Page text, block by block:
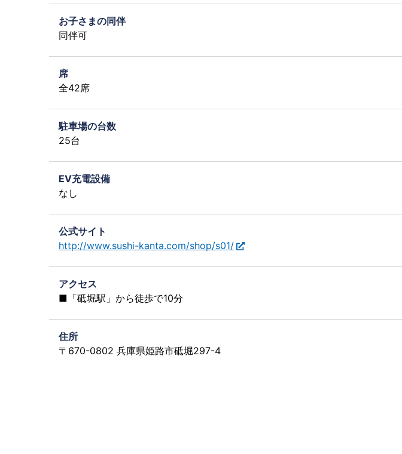
お子さまの同伴
同伴可
席
全42席
駐車場の台数
25台
EV充電設備
なし
公式サイト
http://www.sushi-kanta.com/shop/s01/
アクセス
■「砥堀駅」から徒歩で10分
住所
〒670-0802 兵庫県姫路市砥堀297-4